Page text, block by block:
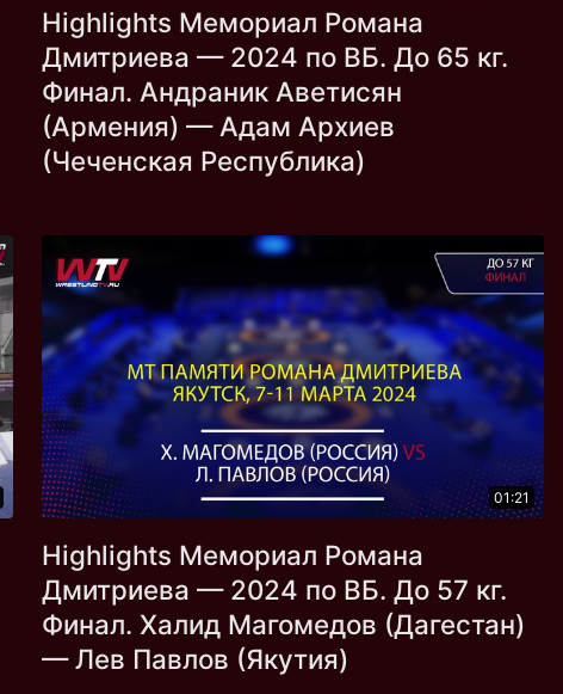
Highlights Мемориал Романа
Дмитриева — 2024 по ВБ. До 65 кг.
Финал. Андраник Аветисян
(Армения) — Адам Архиев
(Чеченская Республика)
01:21
Highlights Мемориал Романа
Дмитриева — 2024 по ВБ. До 57 кг.
Финал. Халид Магомедов (Дагестан)
— Лев Павлов (Якутия)